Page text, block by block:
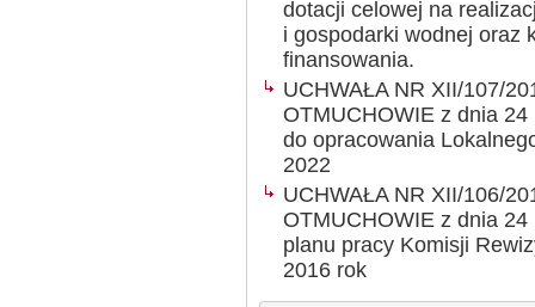
dotacji celowej na
i gospodarki wodnej oraz
finansowania.
UCHWAŁA NR XII/107/
OTMUCHOWIE z dnia
do opracowania
2022
UCHWAŁA NR XII/106/
OTMUCHOWIE z dnia
planu pracy Komisji
2016 rok